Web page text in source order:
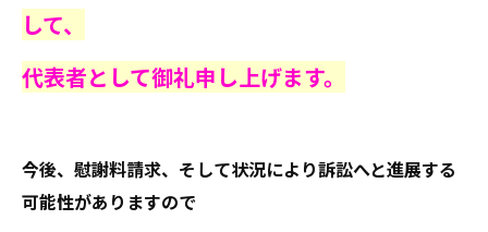
して、
代表者として御礼申し上げます。
今後、慰謝料請求、そして状況により訴訟へと進展する
可能性がありますので